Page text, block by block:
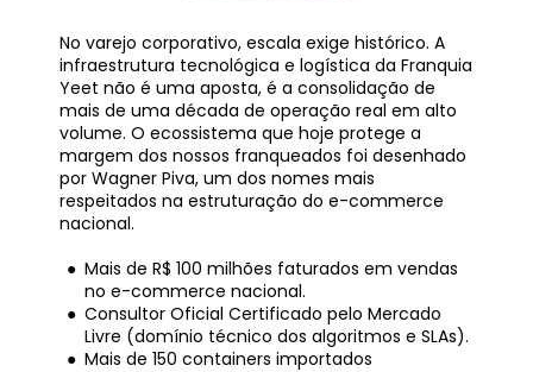
No varejo corporativo, escala exige histórico. A
infraestrutura tecnológica e logística da Franquia
Yeet não é uma aposta, é a consolidação de
mais de uma década de operação real em alto
volume. O ecossistema que hoje protege a
margem dos nossos franqueados foi desenhado
por Wagner Piva, um dos nomes mais
respeitados na estruturação do e-commerce
nacional.
Mais de R$ 100 milhões faturados em vendas
no e-commerce nacional.
Consultor Oficial Certificado pelo Mercado
Livre (domínio técnico dos algoritmos e SLAs).
Mais de 150 containers importados